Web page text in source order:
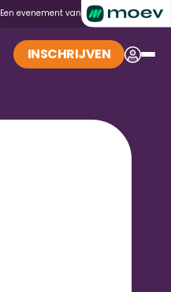
Een evenement van
INSCHRIJVEN